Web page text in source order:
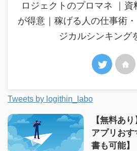
ロジェクトのプロマネ ｜
が得意｜稼げる人の仕事術
ジカルシンキング
Tweets by logithin_labo
【無料あ
アプリおす
書も可能】